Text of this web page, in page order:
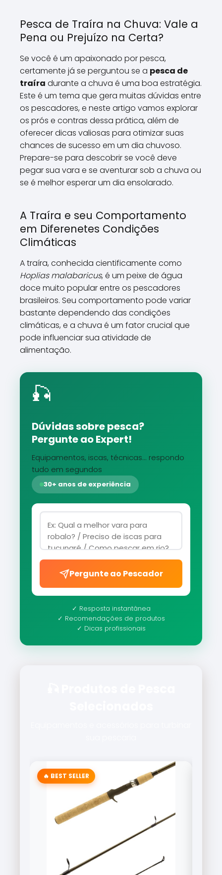
Pesca de Traíra na Chuva: Vale a
Pena ou Prejuízo na Certa?
Se você é um apaixonado por pesca,
certamente já se perguntou se a pesca de
traíra durante a chuva é uma boa estratégia.
Este é um tema que gera muitas dúvidas entre
os pescadores, e neste artigo vamos explorar
os prós e contras dessa prática, além de
oferecer dicas valiosas para otimizar suas
chances de sucesso em um dia chuvoso.
Prepare-se para descobrir se você deve
pegar sua vara e se aventurar sob a chuva ou
se é melhor esperar um dia ensolarado.
A Traíra e seu Comportamento
em Diferenetes Condições
Climáticas
A traíra, conhecida cientificamente como
Hoplias malabaricus, é um peixe de água
doce muito popular entre os pescadores
brasileiros. Seu comportamento pode variar
bastante dependendo das condições
climáticas, e a chuva é um fator crucial que
pode influenciar sua atividade de
alimentação.
🎣
Dúvidas sobre pesca?
Pergunte ao Expert!
Equipamentos, iscas, técnicas... respondo
tudo em segundos
30+ anos de experiência
Pergunte ao Pescador
✓ Resposta instantânea
✓ Recomendações de produtos
✓ Dicas profissionais
🔥 BEST SELLER